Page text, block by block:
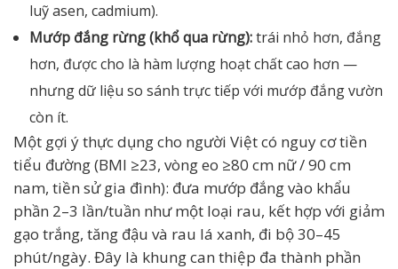
luỹ asen, cadmium).
Mướp đắng rừng (khổ qua rừng):trái nhỏ hơn, đắng
hơn, được cho là hàm lượng hoạt chất cao hơn —
nhưng dữ liệu so sánh trực tiếp với mướp đắng vườn
còn ít.
Một gợi ý thực dụng cho người Việt có nguy cơ tiền
tiểu đường (BMI ≥23, vòng eo ≥80 cm nữ / 90 cm
nam, tiền sử gia đình): đưa mướp đắng vào khẩu
phần 2–3 lần/tuần như một loại rau, kết hợp với giảm
gạo trắng, tăng đậu và rau lá xanh, đi bộ 30–45
phút/ngày. Đây là khung can thiệp đa thành phần